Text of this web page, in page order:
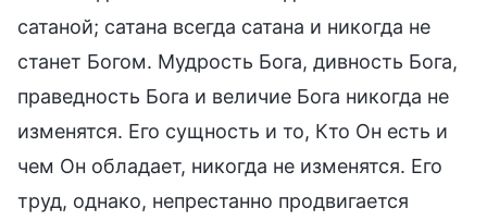
сатаной; сатана всегда сатана и никогда не
станет Богом. Мудрость Бога, дивность Бога,
праведность Бога и величие Бога никогда не
изменятся. Его сущность и то, Кто Он есть и
чем Он обладает, никогда не изменятся. Его
труд, однако, непрестанно продвигается